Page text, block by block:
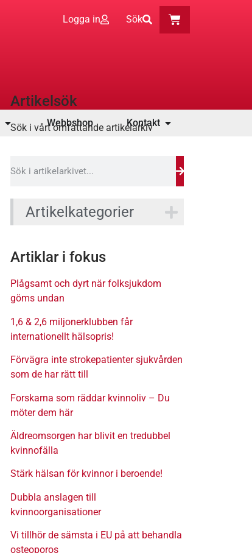
Logga in Sök
Webbshop Kontakt
Artikelsök
Sök i vårt omfattande artikelarkiv
Artikelkategorier
Artiklar i fokus
Plågsamt och dyrt när folksjukdom
göms undan
1,6 & 2,6 miljonerklubben får
internationellt hälsopris!
Förvägra inte strokepatienter sjukvården
som de har rätt till
Forskarna som räddar kvinnoliv – Du
möter dem här
Äldreomsorgen har blivit en tredubbel
kvinnofälla
Stärk hälsan för kvinnor i beroende!
Dubbla anslagen till
kvinnoorganisationer
Vi tillhör de sämsta i EU på att behandla
osteoporos